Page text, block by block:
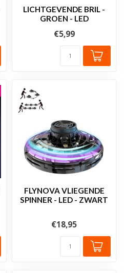
LICHTGEVENDE BRIL -
GROEN - LED
€5,99
FLYNOVA VLIEGENDE
SPINNER - LED - ZWART
€18,95